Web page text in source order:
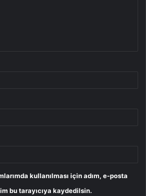
kullanılması için adım, e-posta
bu tarayıcıya kaydedilsin.